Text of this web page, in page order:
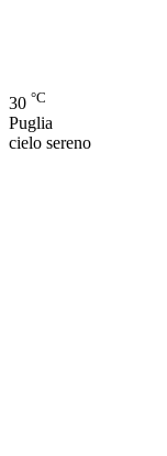
30 °C
Puglia
cielo sereno